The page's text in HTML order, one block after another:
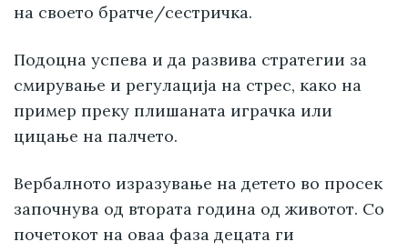
на своето братче/сестричка.
Подоцна успева и да развива стратегии за
смирување и регулација на стрес, како на
пример преку плишаната играчка или
цицање на палчето.
Вербалното изразување на детето во просек
започнува од втората година од животот. Со
почетокот на оваа фаза децата ги